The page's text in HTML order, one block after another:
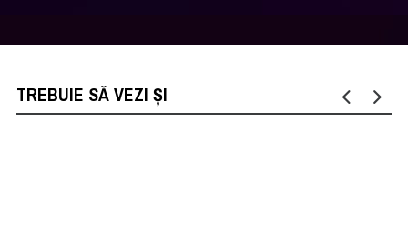
TREBUIE SĂ VEZI ȘI